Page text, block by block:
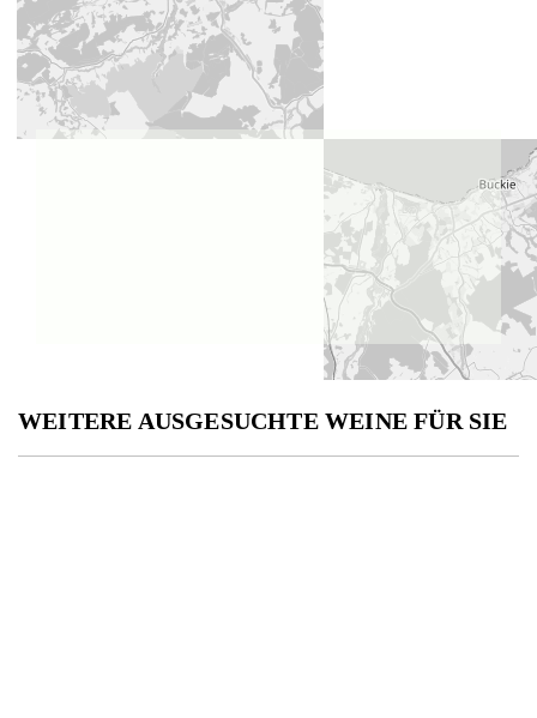
LAGE DER DISTILLERIE
WEITERE AUSGESUCHTE WEINE FÜR SIE